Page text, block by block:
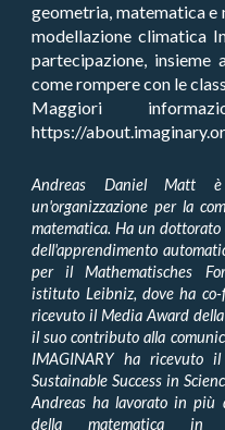
geometria, matematica
modellazione climatica
partecipazione,
come rompere con le
Maggiori
https://
Andreas Daniel Matt
un'organizzazione per la
matematica. Ha un
dell'apprendimento
per il Mathematisches
istituto Leibniz, dove ha
ricevuto il Media Award
il suo contributo alla
IMAGINARY ha ricevuto
Sustainable Success in
Andreas ha lavorato in
della matematica